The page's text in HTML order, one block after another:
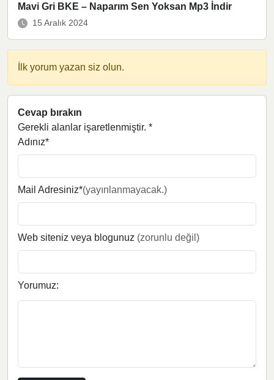
Mavi Gri BKE – Naparım Sen Yoksan Mp3 İndir
15 Aralık 2024
İlk yorum yazan siz olun.
Cevap bırakın
Gerekli alanlar işaretlenmiştir. *
Adınız*
Mail Adresiniz*(yayınlanmayacak.)
Web siteniz veya blogunuz (zorunlu değil)
Yorumuz: